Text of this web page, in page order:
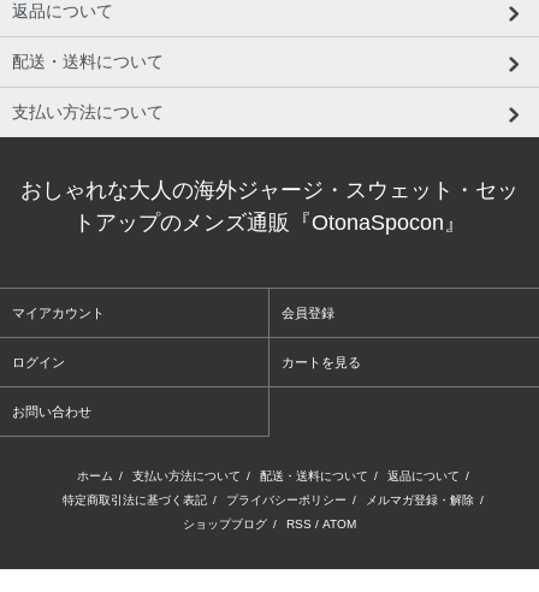
返品について
配送・送料について
支払い方法について
おしゃれな大人の海外ジャージ・スウェット・セッ
トアップのメンズ通販『OtonaSpocon』
マイアカウント 会員登録
ログイン カートを見る
お問い合わせ
ホーム / 支払い方法について / 配送・送料について / 返品について /
特定商取引法に基づく表記 / プライバシーポリシー / メルマガ登録・解除 /
ショップブログ / RSS / ATOM